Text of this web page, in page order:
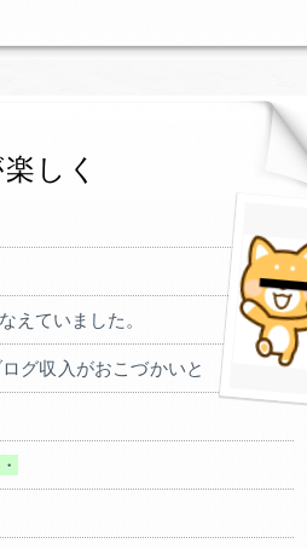
しく
えていました。
グ収入がおこづかいと